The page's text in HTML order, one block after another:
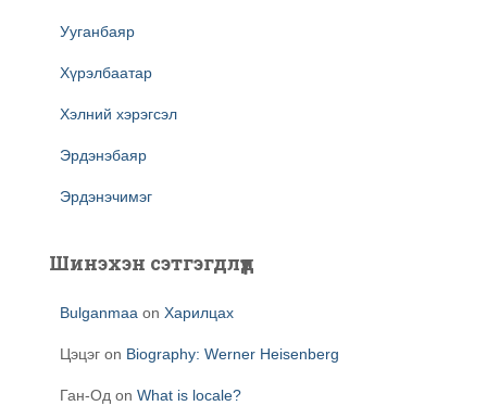
Ууганбаяр
Хүрэлбаатар
Хэлний хэрэгсэл
Эрдэнэбаяр
Эрдэнэчимэг
Шинэхэн сэтгэгдлүүд
Bulganmaa on Харилцах
Цэцэг on Biography: Werner Heisenberg
Ган-Од on What is locale?